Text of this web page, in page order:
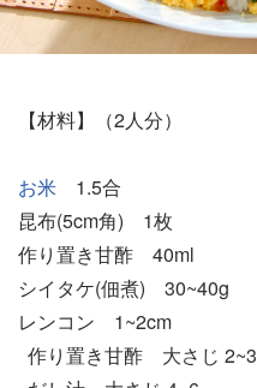
【材料】（2人分）
お米 1.5合
昆布(5cm角) 1枚
作り置き甘酢 40ml
シイタケ(佃煮) 30~40g
レンコン 1~2cm
作り置き甘酢 大さじ 2~3